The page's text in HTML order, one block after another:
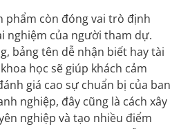
phẩm còn đóng vai trò định
nghiệm của người tham dự.
bảng tên dễ nhận biết hay tài
học sẽ giúp khách cảm
giá cao sự chuẩn bị của ban
nghiệp, đây cũng là cách xây
nghiệp và tạo nhiều điểm